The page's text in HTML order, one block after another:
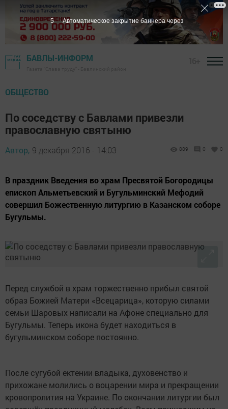
БАВЛЫ-ИНФОРМ
ОБЩЕСТВО
По соседству с Бавлами привезли
православную святыню
Автор, 9 декабря 2016 - 14:03 889 0 0
В праздник Введения во храм Пресвятой Богородицы
епископ Альметьевский и Бугульминский Мефодий
совершил Божественную литургию в Казанском соборе
Бугульмы.
Перед службой в храм торжественно прибыл святой
образ Божией Матери «Всецарица», которую силами
семьи Шаровых написали на Афоне специально для
Бугульмы. Теперь икона будет находиться в
бугульминском соборе постоянно.
После сугубой ектении владыка, духовенство и
прихожане молились о воцарении мира и прекращении
кровопролития на Украине. По окончании литургии был
5 Автоматическое закрытие баннера через